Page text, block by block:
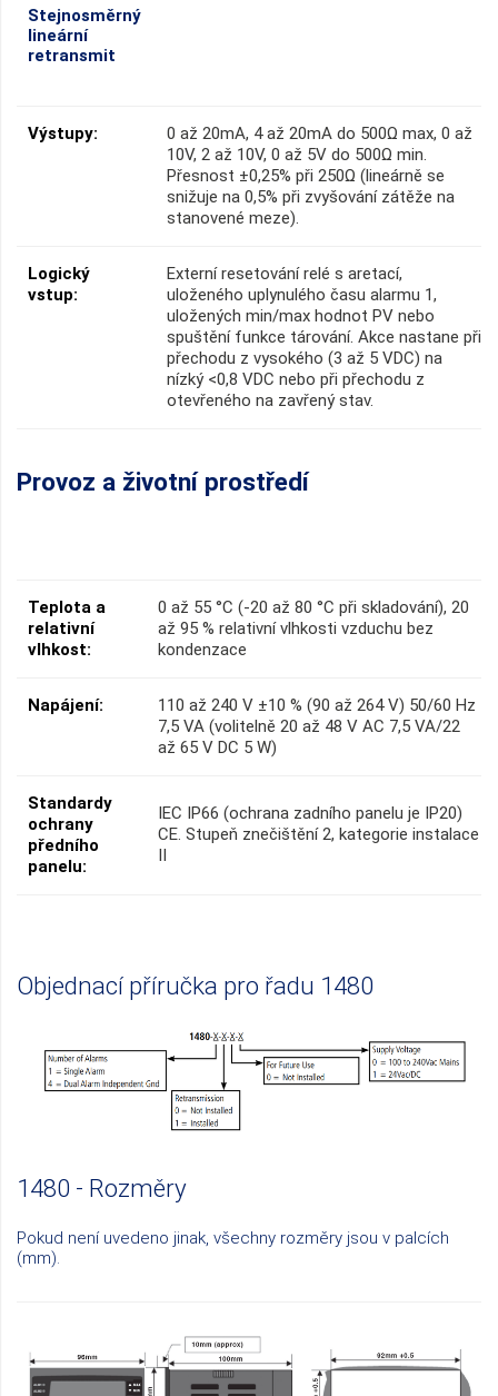
Stejnosměrný
lineární
retransmit
Výstupy:
0 až 20mA, 4 až 20mA do 500Ω max, 0 až
10V, 2 až 10V, 0 až 5V do 500Ω min.
Přesnost ±0,25% při 250Ω (lineárně se
snižuje na 0,5% při zvyšování zátěže na
stanovené meze).
Logický
vstup:
Externí resetování relé s aretací,
uloženého uplynulého času alarmu 1,
uložených min/max hodnot PV nebo
spuštění funkce tárování. Akce nastane při
přechodu z vysokého (3 až 5 VDC) na
nízký <0,8 VDC nebo při přechodu z
otevřeného na zavřený stav.
Provoz a životní prostředí
Teplota a
relativní
vlhkost:
0 až 55 °C (-20 až 80 °C při skladování), 20
až 95 % relativní vlhkosti vzduchu bez
kondenzace
Napájení:
110 až 240 V ±10 % (90 až 264 V) 50/60 Hz
7,5 VA (volitelně 20 až 48 V AC 7,5 VA/22
až 65 V DC 5 W)
Standardy
ochrany
předního
panelu:
IEC IP66 (ochrana zadního panelu je IP20)
CE. Stupeň znečištění 2, kategorie instalace
II
Objednací příručka pro řadu 1480
1480 - Rozměry
Pokud není uvedeno jinak, všechny rozměry jsou v palcích
(mm).